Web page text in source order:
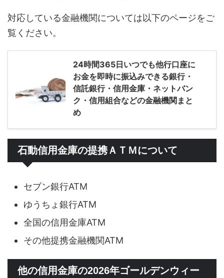
対応している金融機関については以下のページをご
覧ください。
24時間365日いつでも他行口座に
お金を即時に振込みできる銀行・
信託銀行・信用金庫・ネットバン
ク・信用組合などの金融機関まと
め
石動信用金庫の提携ＡＴＭについて
セブン銀行ATM
ゆうちょ銀行ATM
全国の信用金庫ATM
その他提携金融機関ATM
他の信用金庫の2026年ゴールデンウィー